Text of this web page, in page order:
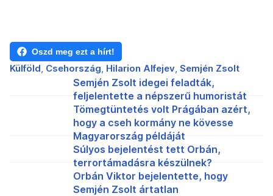
Oszd meg ezt a hírt!
Külföld Csehország Hilarion Alfejev Semjén Zsolt
Semjén Zsolt idegei feladták,
feljelentette a népszerű humoristát
Tömegtüntetés volt Prágában azért,
hogy a cseh kormány ne kövesse
Magyarország példáját
Súlyos bejelentést tett Orbán,
terrortámadásra készülnek?
Orbán Viktor bejelentette, hogy
Semjén Zsolt ártatlan